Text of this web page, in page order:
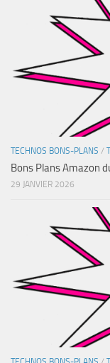
TECHNOS BONS-PLANS /
Bons Plans Amazon
29 JANVIER 2026